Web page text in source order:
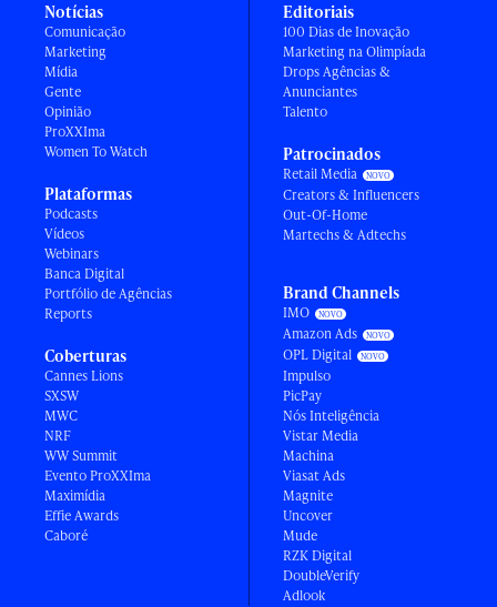
Notícias
Comunicação
Marketing
Mídia
Gente
Opinião
ProXXIma
Women To Watch
Plataformas
Podcasts
Vídeos
Webinars
Banca Digital
Portfólio de Agências
Reports
Coberturas
Cannes Lions
SXSW
MWC
NRF
WW Summit
Evento ProXXIma
Maximídia
Effie Awards
Caboré
Editoriais
100 Dias de Inovação
Marketing na Olimpíada
Drops Agências &
Anunciantes
Talento
Patrocinados
Retail Media
Creators & Influencers
Out-Of-Home
Martechs & Adtechs
Brand Channels
IMO
Amazon Ads
OPL Digital
Impulso
PicPay
Nós Inteligência
Vistar Media
Machina
Viasat Ads
Magnite
Uncover
Mude
RZK Digital
DoubleVerify
Adlook